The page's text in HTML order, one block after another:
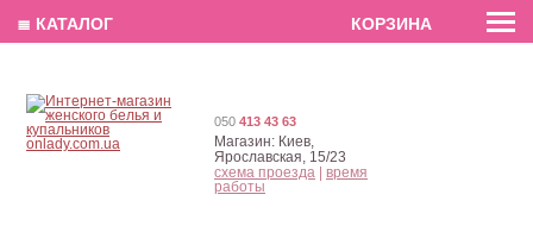
EN РУС
050 413 43 63
Магазин: Киев,
Ярославская, 15/23
схема проезда
время
работы
≣ КАТАЛОГ КОРЗИНА